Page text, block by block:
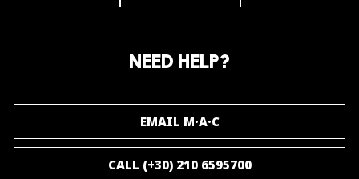
ARE YOU A M·A·C LOVER?
NEED HELP?
EMAIL M·A·C
CALL (+30) 210 6595700